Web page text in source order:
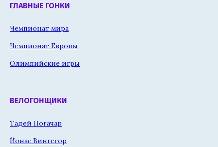
ГЛАВНЫЕ ГОНКИ
Чемпионат мира
Чемпионат Европы
Олимпийские игры
ВЕЛОГОНЩИКИ
Тадей Погачар
Йонас Вингегор